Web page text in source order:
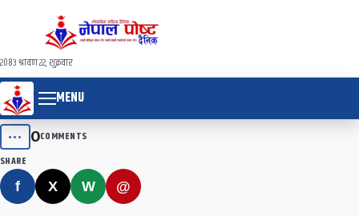
२०८३ श्रावण २२, शुक्रवार
MENU
••• 0COMMENTS
SHARE
f X W @